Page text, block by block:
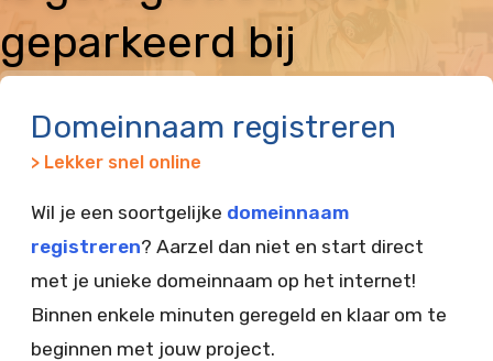
geparkeerd bij
Domeinnaam registreren
> Lekker snel online
Wil je een soortgelijke domeinnaam
registreren? Aarzel dan niet en start direct
met je unieke domeinnaam op het internet!
Binnen enkele minuten geregeld en klaar om te
beginnen met jouw project.